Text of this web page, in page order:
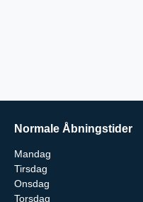
Normale Åbningstider
Mandag
Tirsdag
Onsdag
Torsdag